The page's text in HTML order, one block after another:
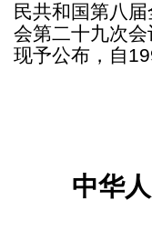
民共和国第八
会第二十九次会
现予公布，自
中华